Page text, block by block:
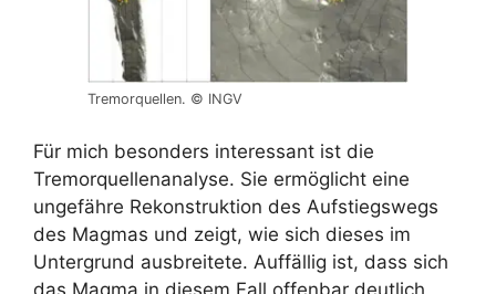
Tremorquellen. © INGV
Für mich besonders interessant ist die
Tremorquellenanalyse. Sie ermöglicht eine
ungefähre Rekonstruktion des Aufstiegswegs
des Magmas und zeigt, wie sich dieses im
Untergrund ausbreitete. Auffällig ist, dass sich
das Magma in diesem Fall offenbar deutlich